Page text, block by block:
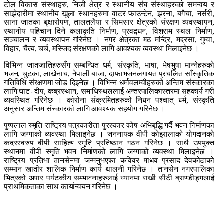
टोल विकास संस्थाहरु, निजी क्षेत्र र स्थानीय संघ संस्थाहरुको समन्वय र
साझेदारीमा स्थानीय खुला स्थानहरुमा वाटर फाउन्टेन, झरना, बगैचा, नर्सरी,
साना जातका बृक्षारोपण, तालतलैया र सिमसार क्षेत्रको संरक्षण व्यवस्थापन,
स्थानीय पहिचान दिने कलाकृति निर्माण, प्रवद्र्धन, विश्राम स्थल निर्माण,
सञ्चालन र व्यवस्थापन गरिनेछ । नगर क्षेत्रका मठ मन्दिर, मदरसा, गुम्वा,
विहार, चैत्य, चर्च, मस्जिद संरक्षणको लागि आवश्यक व्यवस्था मिलाइनेछ ।
विभिन्न जातजातिहरुसँग सम्बन्धित धर्म, संस्कृति, भाषा, भेषभुषा मान्नेहरुको
भजन, चुटका, लाखेनाच, नेपाली बाजा, दाफाभजनलगायत प्रचलित साँस्कृतिक
गतिविधि संरक्षणमा जोड दिइनेछ । विभिन्न धर्मावलम्वीहरुको अन्तिम संस्कारका
लागि घाट÷दीप, कब्रस्थान, समाधिस्थललाई अन्तरपालिकास्तरमा सहकार्य गरी
व्यवस्थित गरिनेछ । कोरोना संक्रमितहरुको निधन पश्चात् धर्म, संस्कृति
अनुसार अन्तिम संस्कारको लागि आवश्यक सहयोग गरिनेछ ।
पुष्पलाल स्मृति राष्ट्रिय पत्रकारीता पुरस्कार कोष अभिबृद्धि गर्दै भवन निर्माणका
लागि जग्गाको व्यवस्था मिलाइनेछ । जननायक वीपी कोइरालाको योगदानको
कदरस्वरुप वीपी साहित्य स्मृति प्रतिष्ठान गठन गरिनेछ । साथै उपयुक्त
स्थानमा वीपी स्मृति भवन निर्माणको लागि जग्गाको व्यवस्था मिलाइनेछ ।
राष्ट्रिय प्रतिभा तानसेनमा जन्मनुभएका कविवर माधव प्रसाद देवकोटाको
सम्मान खातीर शालिक निर्माण कार्य थालनी गरिनेछ । तानसेन नगरपालिका
भित्रको अपार पर्यटकीय सम्भावनाहरुलाई ध्यानमा राखी सीटी ब्राण्डीङ्गलाई
प्राथमिकताका साथ कार्यान्वयन गरिनेछ ।